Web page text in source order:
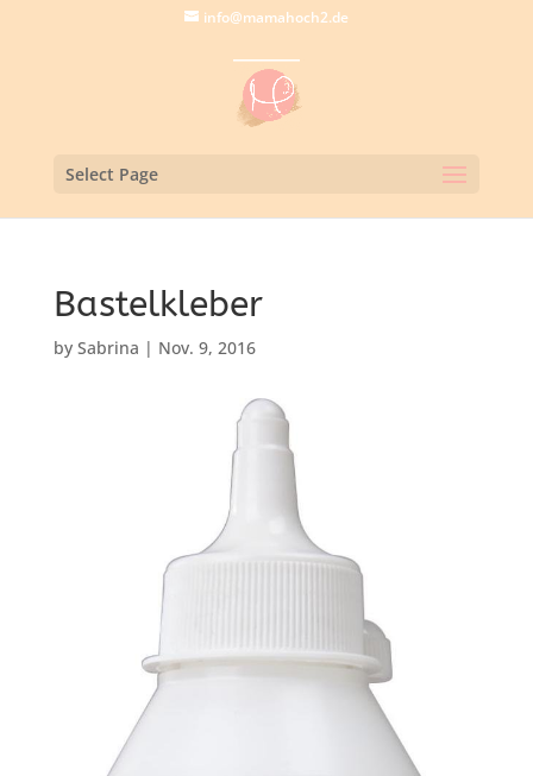
info@mamahoch2.de
Select Page
Bastelkleber
by Sabrina | Nov. 9, 2016